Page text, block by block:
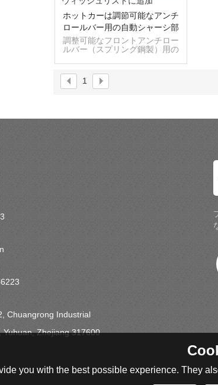
ホットカーは調節可能なアンチ
ロールバー用の自動シャーシ部
品を作る
調整可能なフロントアンチロー
ルバー（スプリング鋼製）用の
1
Chuangrong Industrial
Yuhuan, Zhejiang 317600
you with the best possible experience. They